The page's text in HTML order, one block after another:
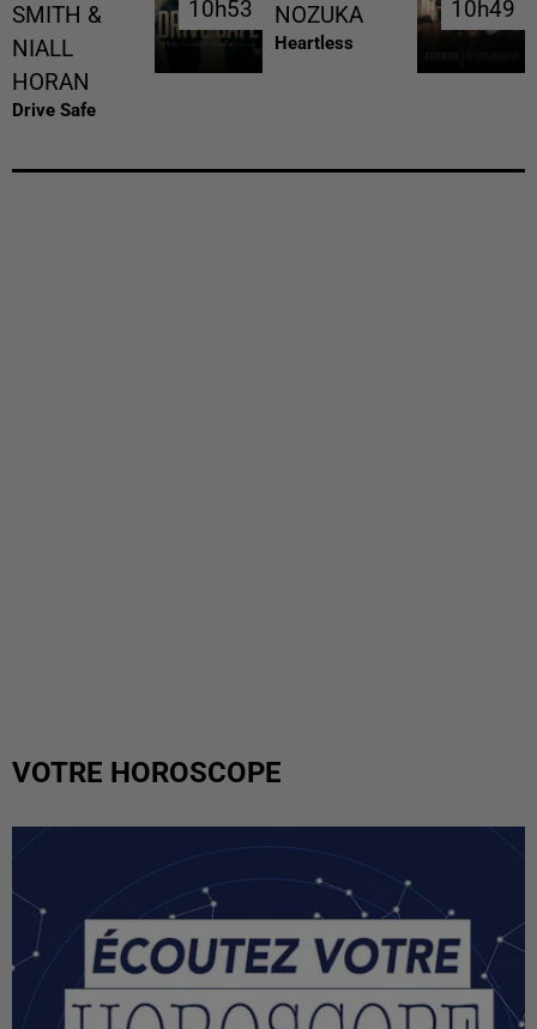
SMITH &
NIALL
HORAN
Drive Safe
10h53
10h53
NOZUKA
Heartless
10h49
10h49
VOTRE HOROSCOPE